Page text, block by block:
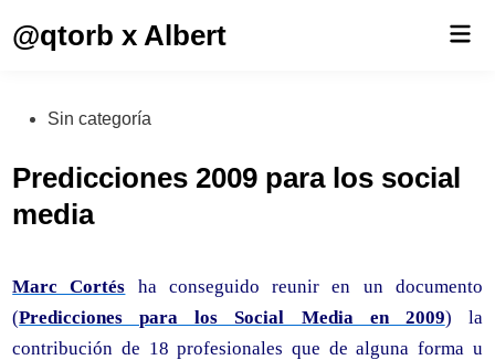
@qtorb x Albert
Publicado
Sin categoría
Predicciones 2009 para los social
media
Marc Cortés ha conseguido reunir en un documento
(Predicciones para los Social Media en 2009) la
contribución de 18 profesionales que de alguna forma u